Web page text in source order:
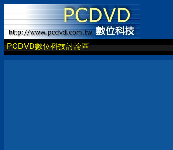
PCDVD數位科技討論區